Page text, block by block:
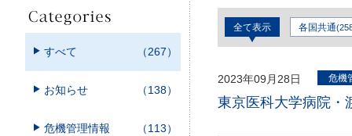
すべて （267）
お知らせ （138）
危機管理情報 （113）
全て表示 各国共通
2023年09月28日 危機
東京医科大学病院